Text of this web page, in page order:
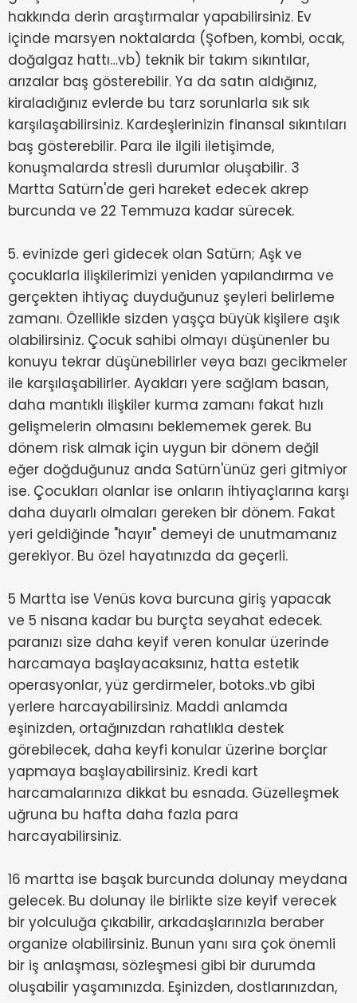
hakkında derin araştırmalar yapabilirsiniz. Ev
içinde marsyen noktalarda (Şofben, kombi, ocak,
doğalgaz hattı…vb) teknik bir takım sıkıntılar,
arızalar baş gösterebilir. Ya da satın aldığınız,
kiraladığınız evlerde bu tarz sorunlarla sık sık
karşılaşabilirsiniz. Kardeşlerinizin finansal sıkıntıları
baş gösterebilir. Para ile ilgili iletişimde,
konuşmalarda stresli durumlar oluşabilir. 3
Martta Satürn'de geri hareket edecek akrep
burcunda ve 22 Temmuza kadar sürecek.
5. evinizde geri gidecek olan Satürn; Aşk ve
çocuklarla ilişkilerimizi yeniden yapılandırma ve
gerçekten ihtiyaç duyduğunuz şeyleri belirleme
zamanı. Özellikle sizden yaşça büyük kişilere aşık
olabilirsiniz. Çocuk sahibi olmayı düşünenler bu
konuyu tekrar düşünebilirler veya bazı gecikmeler
ile karşılaşabilirler. Ayakları yere sağlam basan,
daha mantıklı ilişkiler kurma zamanı fakat hızlı
gelişmelerin olmasını beklememek gerek. Bu
dönem risk almak için uygun bir dönem değil
eğer doğduğunuz anda Satürn'ünüz geri gitmiyor
ise. Çocukları olanlar ise onların ihtiyaçlarına karşı
daha duyarlı olmaları gereken bir dönem. Fakat
yeri geldiğinde "hayır" demeyi de unutmamanız
gerekiyor. Bu özel hayatınızda da geçerli.
5 Martta ise Venüs kova burcuna giriş yapacak
ve 5 nisana kadar bu burçta seyahat edecek.
paranızı size daha keyif veren konular üzerinde
harcamaya başlayacaksınız, hatta estetik
operasyonlar, yüz gerdirmeler, botoks..vb gibi
yerlere harcayabilirsiniz. Maddi anlamda
eşinizden, ortağınızdan rahatlıkla destek
görebilecek, daha keyfi konular üzerine borçlar
yapmaya başlayabilirsiniz. Kredi kart
harcamalarınıza dikkat bu esnada. Güzelleşmek
uğruna bu hafta daha fazla para
harcayabilirsiniz.
16 martta ise başak burcunda dolunay meydana
gelecek. Bu dolunay ile birlikte size keyif verecek
bir yolculuğa çıkabilir, arkadaşlarınızla beraber
organize olabilirsiniz. Bunun yanı sıra çok önemli
bir iş anlaşması, sözleşmesi gibi bir durumda
oluşabilir yaşamınızda. Eşinizden, dostlarınızdan,